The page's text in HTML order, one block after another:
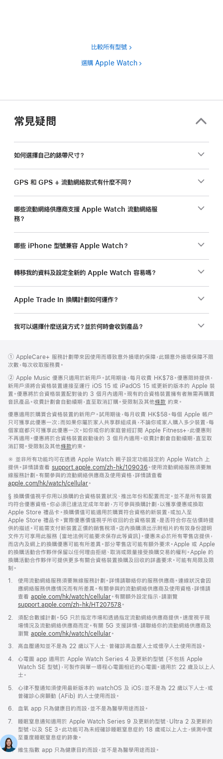
比較所有型號
選購 Apple Watch
常見疑問
如何選擇自己的錶帶尺寸？
GPS 和 GPS + 流動網絡款式有什麼不同？
哪些流動網絡供應商支援 Apple Watch 流動網絡服
務？
哪些 iPhone 型號兼容 Apple Watch？
轉移我的資料及設定全新的 Apple Watch 容易嗎？
Apple Trade In 換購計劃如何運作？
我可以選擇什麼送貨方式？並於何時會收到產品？
腳
腳
註
腳
① AppleCare+ 服務計劃帶來因使用而導致意外損壞的保障，此類意外損壞保障不限
次數，每次收取服務費。
註
腳
② Apple Music 優惠只適用於新用戶。試用期後，每月收費 HK$78。優惠限時提供，
新用戶須將合資格裝置連接至運行 iOS 15 或 iPadOS 15 或更新的版本的 Apple 裝
置。優惠將於合資格裝置配對後的 3 個月內適用。現有的合資格裝置擁有者無需再購買
音訊產品。收費計劃會自動續期，直至取消訂購。受限制及其他條款 約束。
優惠適用於購買合資格裝置的新用户。試用期後，每月收費 HK$58。每個 Apple 帳户
只可獲享此優惠一次；而如果你屬於家人共享群組成員，不論你或家人購入多少裝置，每
個家庭都只可獲享此優惠一次。如你或你的家庭曾經訂閱 Apple Fitness+，此優惠則
不再適用。優惠將於合資格裝置啟動後的 3 個月內適用。收費計劃會自動續期，直至取
消訂閱。受限制及其他條款約束。
註
腳
※ 並非所有功能均可在透過 Apple Watch 親子設定功能設定的 Apple Watch 上
提供。詳情請查看 support.apple.com/zh-hk/109036 (以
新
開
啟)
。使用流動網絡服務須要無
線服務計劃。有關參與的流動網絡供應商及使用資格，詳情請查看
apple.com/hk/watch/cellular。
註
腳
§ 換購價值視乎你用以換購的合資格裝置狀況、推出年份和配置而定。並不是所有裝置
均符合優惠資格。你必須已達法定成年年齡，方可參與換購計劃，以獲享優惠或換取
Apple Store 禮品卡。換購價值可能適用於購買符合資格的新裝置，或加入至
Apple Store 禮品卡。實際優惠價值視乎所收回的合資格裝置，是否符合你在估價時提
供的描述。可能需支付新裝置正價的銷售稅項。店內換購須出示附相片的有效身份證明
文件方可享用此服務 (當地法例可能要求保存此等資訊)。優惠未必於所有零售店提供，
而店內及網上的換購優惠可能有所差異。部分零售店可能有額外要求。Apple 或 Apple
的換購活動合作夥伴保留以任何理由拒絕、取消或限量接受換購交易的權利。Apple 的
換購活動合作夥伴可提供更多有關合資格裝置換購及回收的詳盡要求。可能有局限及限
制。
註
1.
使用流動網絡服務須要無線服務計劃。詳情請聯絡你的服務供應商。連線狀況會因
應網絡服務供應情況而有所差異。有關參與的流動網絡供應商及使用資格，詳情請
查看 apple.com/hk/watch/cellular。有關額外設定指示，請瀏覽
support.apple.com/zh-hk/HT207578 (以
視
窗
啟)
。
註
2.
須配合數據計劃。5G 只於指定市場和透過指定流動網絡供應商提供。速度視乎現
場情況及流動網絡供應商而定。有關 5G 支援詳情，請聯絡你的流動網絡供應商及
瀏覽 apple.com/hk/watch/cellular。
註
3. 高血壓通知並不是為 22 歲以下人士、曾確診高血壓人士或懷孕人士使用而設。
註
4.
心電圖 app 適用於 Apple Watch Series 4 及更新的型號 (不包括 Apple
Watch SE 型號)，可製作與單一導程心電圖相近的心電圖。適用於 22 歲及以上人
士。
註
5.
心律不整通知須使用最新版本的 watchOS 及 iOS；並不是為 22 歲以下人士，或
曾確診心房顫動 (AFib) 的人士使用而設。
註
6. 血氧 app 只為健康目的而設，並不是為醫學用途而設。
註
7.
睡眠窒息通知適用於 Apple Watch Series 9 及更新的型號、Ultra 2 及更新的
型號，以及 SE 3。此功能可為未經確診睡眠窒息症的 18 歲或以上人士，偵測中度
至重度睡眠窒息症的跡象。
註
8. 維生指數 app 只為健康目的而設，並不是為醫學用途而設。